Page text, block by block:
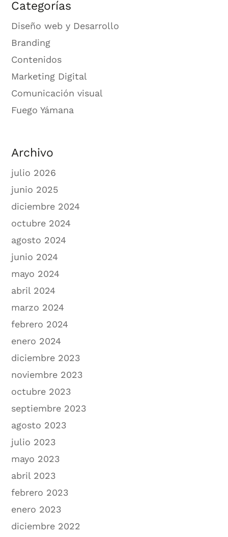
Categorías
Diseño web y Desarrollo
Branding
Contenidos
Marketing Digital
Comunicación visual
Fuego Yámana
Archivo
julio 2026
junio 2025
diciembre 2024
octubre 2024
agosto 2024
junio 2024
mayo 2024
abril 2024
marzo 2024
febrero 2024
enero 2024
diciembre 2023
noviembre 2023
octubre 2023
septiembre 2023
agosto 2023
julio 2023
mayo 2023
abril 2023
febrero 2023
enero 2023
diciembre 2022